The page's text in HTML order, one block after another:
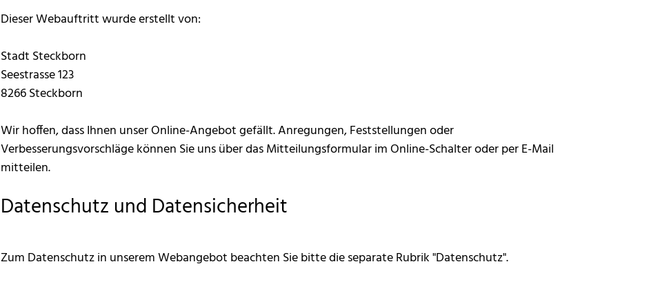
Dieser Webauftritt wurde erstellt von:
Stadt Steckborn
Seestrasse 123
8266 Steckborn
Wir hoffen, dass Ihnen unser Online-Angebot gefällt. Anregungen, Feststellungen oder
Verbesserungsvorschläge können Sie uns über das Mitteilungsformular im Online-Schalter oder per E-Mail
mitteilen.
Datenschutz und Datensicherheit
Zum Datenschutz in unserem Webangebot beachten Sie bitte die separate Rubrik "Datenschutz".